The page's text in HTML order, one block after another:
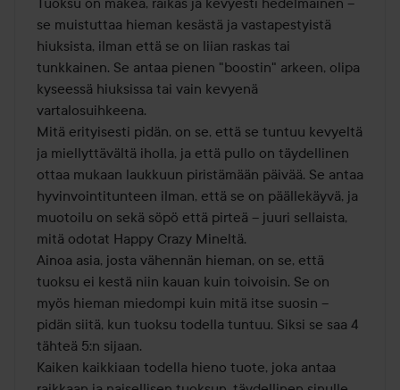
se muistuttaa hieman kesästä ja vastapestyistä
hiuksista, ilman että se on liian raskas tai
tunkkainen. Se antaa pienen "boostin" arkeen, olipa
kyseessä hiuksissa tai vain kevyenä
vartalosuihkeena.
Mitä erityisesti pidän, on se, että se tuntuu kevyeltä
ja miellyttävältä iholla, ja että pullo on täydellinen
ottaa mukaan laukkuun piristämään päivää. Se antaa
hyvinvointitunteen ilman, että se on päällekäyvä, ja
muotoilu on sekä söpö että pirteä – juuri sellaista,
mitä odotat Happy Crazy Mineltä.
Ainoa asia, josta vähennän hieman, on se, että
tuoksu ei kestä niin kauan kuin toivoisin. Se on
myös hieman miedompi kuin mitä itse suosin –
pidän siitä, kun tuoksu todella tuntuu. Siksi se saa 4
tähteä 5:n sijaan.
Kaiken kaikkiaan todella hieno tuote, joka antaa